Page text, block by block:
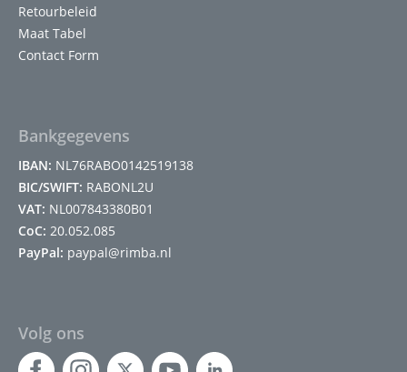
Retourbeleid
Maat Tabel
Contact Form
Bankgegevens
IBAN: NL76RABO0142519138
BIC/SWIFT: RABONL2U
VAT: NL007843380B01
CoC: 20.052.085
PayPal: paypal@rimba.nl
Volg ons